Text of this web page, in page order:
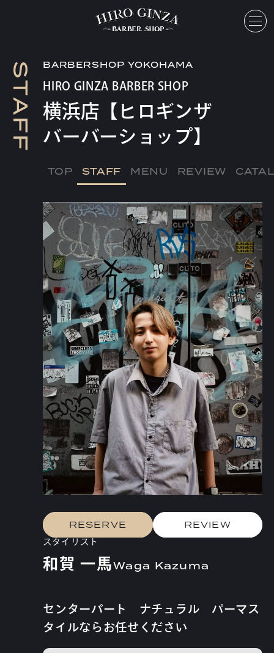
S
T
A
F
F
BARBERSHOP YOKOHAMA
HIRO GINZA BARBER SHOP
横浜店【ヒロギンザ
バーバーショップ】
TOP STAFF MENU REVIEW
RESERVE REVIEW
スタイリスト
和賀 一馬Waga Kazuma
センターパート ナチュラル パーマス
タイルならお任せください